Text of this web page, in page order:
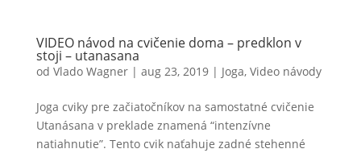
VIDEO návod na cvičenie doma – predklon v
stoji – utanasana
od Vlado Wagner| aug 23, 2019| Joga, Video návody
Joga cviky pre začiatočníkov na samostatné cvičenie
Utanásana v preklade znamená “intenzívne
natiahnutie”. Tento cvik naťahuje zadné stehenné